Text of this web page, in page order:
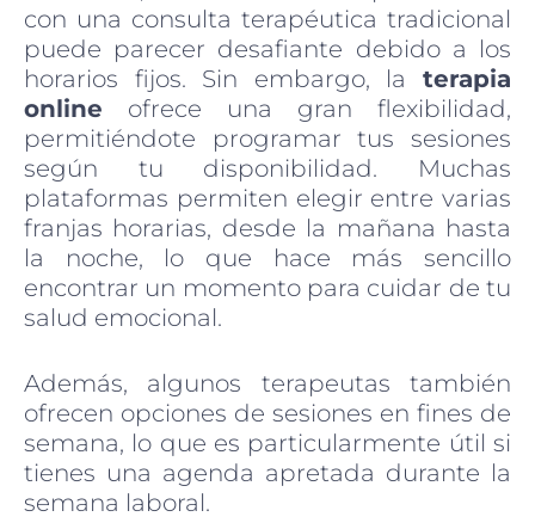
con una consulta terapéutica tradicional
puede parecer desafiante debido a los
horarios fijos. Sin embargo, la terapia
online ofrece una gran flexibilidad,
permitiéndote programar tus sesiones
según tu disponibilidad. Muchas
plataformas permiten elegir entre varias
franjas horarias, desde la mañana hasta
la noche, lo que hace más sencillo
encontrar un momento para cuidar de tu
salud emocional.
Además, algunos terapeutas también
ofrecen opciones de sesiones en fines de
semana, lo que es particularmente útil si
tienes una agenda apretada durante la
semana laboral.